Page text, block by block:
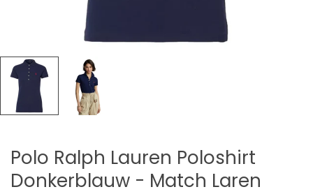
Polo Ralph Lauren Poloshirt
Donkerblauw - Match Laren